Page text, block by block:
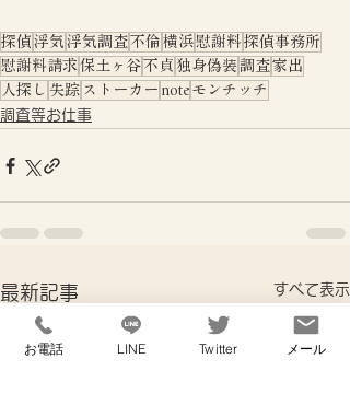
探偵 浮気 浮気調査 不倫 横浜慰謝料 探偵事務所
慰謝料請求保土ヶ谷 不貞 独身偽装 調査家出
人探し 失踪 ストーカー note モンチッチ
調査等お仕事
最新記事 すべて表示
お電話 LINE Twitter メール